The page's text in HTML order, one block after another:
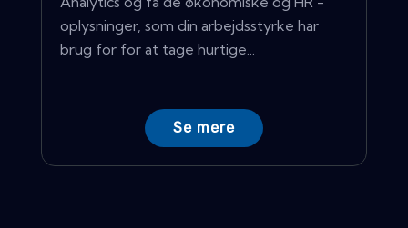
oplysninger, som din arbejdsstyrke har
brug for for at tage hurtige...
Se mere